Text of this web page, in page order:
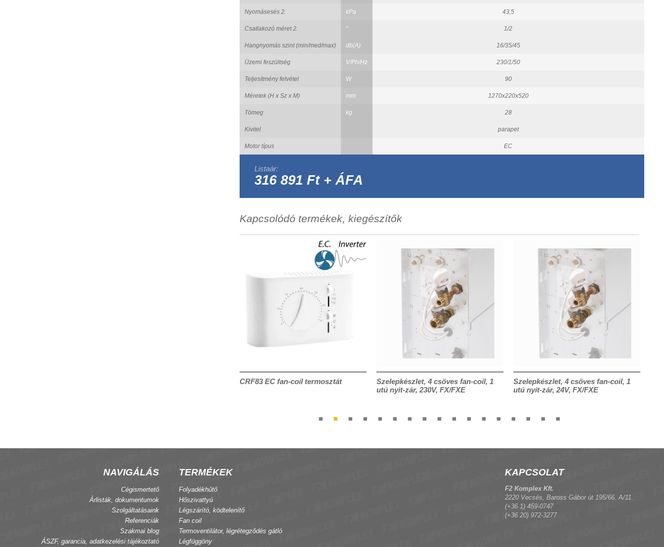
Nyomásesés 2. kPa 43,5
Csatlakozó méret 2. " 1/2
Hangnyomás szint (min/med/max) db(A) 16/35/45
Üzemi feszültség V/Ph/Hz 230/1/50
Teljesítmény felvétel W 90
Méretek (H x Sz x M) mm 1270x220x520
Tömeg kg 28
Kivitel parapet
Motor típus EC
Listaár:
316 891 Ft + ÁFA
Kapcsolódó termékek, kiegészítők
CRF83 EC fan-coil termosztát
Szelepkészlet, 4 csöves fan-coil, 1
utú nyit-zár, 230V, FX/FXE
Szelepkészlet, 4 csöves fan-coil, 1
utú nyit-zár, 24V, FX/FXE
NAVIGÁLÁS
Cégismertető
Árlisták, dokumentumok
Szolgáltatásaink
Referenciák
Szakmai blog
ÁSZF, garancia, adatkezelési tájékoztató
TERMÉKEK
Folyadékhűtő
Hőszivattyú
Légszárító, ködtelenítő
Fan coil
Termoventilátor, légrétegződés gátló
Légfüggöny
KAPCSOLAT
F2 Komplex Kft.
2220 Vecsés, Baross Gábor út 195/66. A/11.
(+36 1) 459-0747
(+36 20) 972-3277